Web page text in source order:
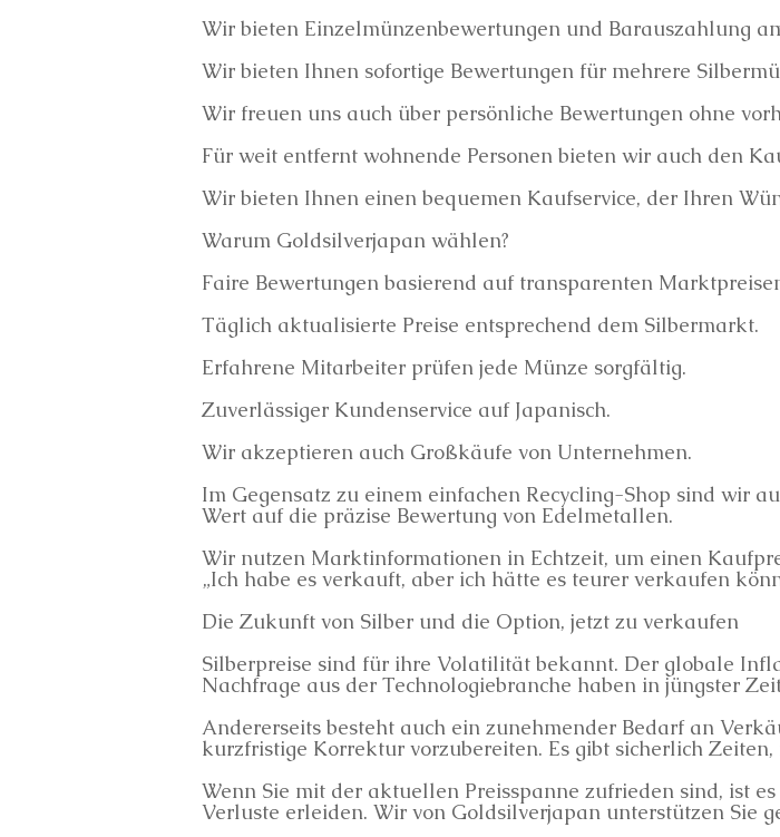
Wir bieten Einzelmünzenbewertungen und Barauszahlung
Wir bieten Ihnen sofortige Bewertungen für mehrere
Wir freuen uns auch über persönliche Bewertungen ohne
Für weit entfernt wohnende Personen bieten wir auch den
Wir bieten Ihnen einen bequemen Kaufservice, der Ihren
Warum Goldsilverjapan wählen?
Faire Bewertungen basierend auf transparenten
Täglich aktualisierte Preise entsprechend dem Silbermarkt.
Erfahrene Mitarbeiter prüfen jede Münze sorgfältig.
Zuverlässiger Kundenservice auf Japanisch.
Wir akzeptieren auch Großkäufe von Unternehmen.
Im Gegensatz zu einem einfachen Recycling-Shop sind wir
Wert auf die präzise Bewertung von Edelmetallen.
Wir nutzen Marktinformationen in Echtzeit, um einen
„Ich habe es verkauft, aber ich hätte es teurer verkaufen
Die Zukunft von Silber und die Option, jetzt zu verkaufen
Silberpreise sind für ihre Volatilität bekannt. Der globale
Nachfrage aus der Technologiebranche haben in jüngster
Andererseits besteht auch ein zunehmender Bedarf an
kurzfristige Korrektur vorzubereiten. Es gibt sicherlich
Wenn Sie mit der aktuellen Preisspanne zufrieden sind, ist
Verluste erleiden. Wir von Goldsilverjapan unterstützen Sie